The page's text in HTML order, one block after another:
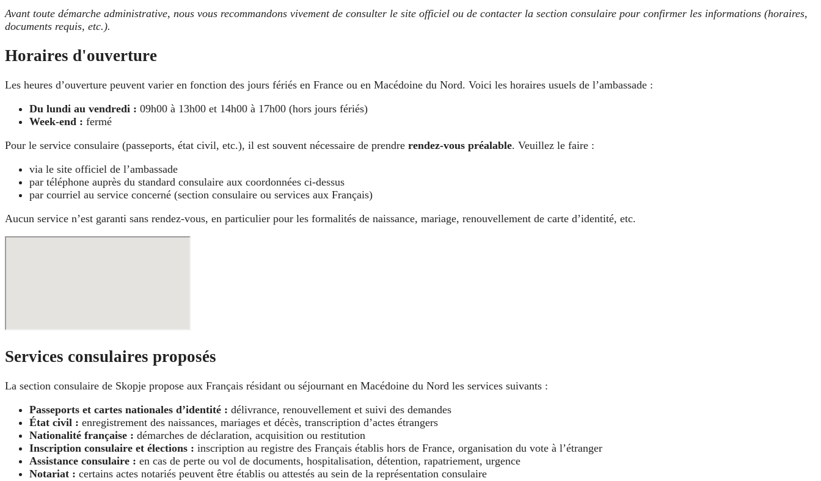
Avant toute démarche administrative, nous vous recommandons vivement de consulter le site officiel ou de contacter la section consulaire pour confirmer les informations (horaires,
documents requis, etc.).
Horaires d'ouverture
Les heures d’ouverture peuvent varier en fonction des jours fériés en France ou en Macédoine du Nord. Voici les horaires usuels de l’ambassade :
Du lundi au vendredi : 09h00 à 13h00 et 14h00 à 17h00 (hors jours fériés)
Week-end : fermé
Pour le service consulaire (passeports, état civil, etc.), il est souvent nécessaire de prendre rendez-vous préalable. Veuillez le faire :
via le site officiel de l’ambassade
par téléphone auprès du standard consulaire aux coordonnées ci-dessus
par courriel au service concerné (section consulaire ou services aux Français)
Aucun service n’est garanti sans rendez-vous, en particulier pour les formalités de naissance, mariage, renouvellement de carte d’identité, etc.
Services consulaires proposés
La section consulaire de Skopje propose aux Français résidant ou séjournant en Macédoine du Nord les services suivants :
Passeports et cartes nationales d’identité : délivrance, renouvellement et suivi des demandes
État civil : enregistrement des naissances, mariages et décès, transcription d’actes étrangers
Nationalité française : démarches de déclaration, acquisition ou restitution
Inscription consulaire et élections : inscription au registre des Français établis hors de France, organisation du vote à l’étranger
Assistance consulaire : en cas de perte ou vol de documents, hospitalisation, détention, rapatriement, urgence
Notariat : certains actes notariés peuvent être établis ou attestés au sein de la représentation consulaire